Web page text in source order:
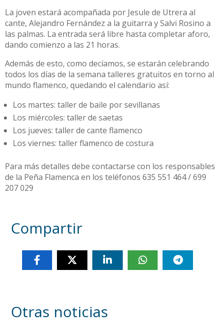
La joven estará acompañada por Jesule de Utrera al
cante, Alejandro Fernández a la guitarra y Salvi Rosino a
las palmas. La entrada será libre hasta completar aforo,
dando comienzo a las 21 horas.
Además de esto, como decíamos, se estarán celebrando
todos los días de la semana talleres gratuitos en torno al
mundo flamenco, quedando el calendario así:
Los martes: taller de baile por sevillanas
Los miércoles: taller de saetas
Los jueves: taller de cante flamenco
Los viernes: taller flamenco de costura
Para más detalles debe contactarse con los responsables
de la Peña Flamenca en los teléfonos 635 551 464 / 699
207 029
Compartir
Otras noticias